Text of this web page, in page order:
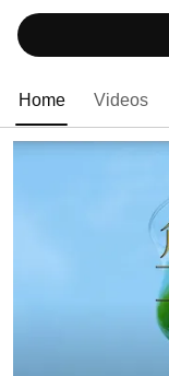
Home Videos